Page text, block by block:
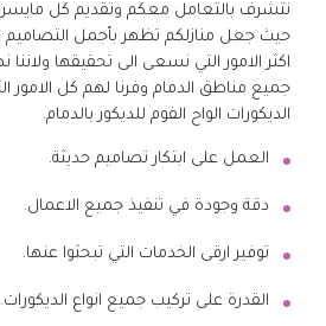
نتشرف بالتعامل معكم وتقديم كل
حيث جعل منازلكم تظهر بأجمل التصاميم
اكثر الامور التي نسعى الى تحقيقها ولاننا
جميع مناطق الدمام وفرنا لهم كل الامور
الديكورات الواح الفوم للديكور بالدمام.
العمل على ابتكار تصاميم حديثة.
دقة وجودة في تنفيذ جميع الاعمال.
توفير ارقى الخدمات التي تبحثوا عنها.
القدرة على تركيب جميع انواع الديكورات.